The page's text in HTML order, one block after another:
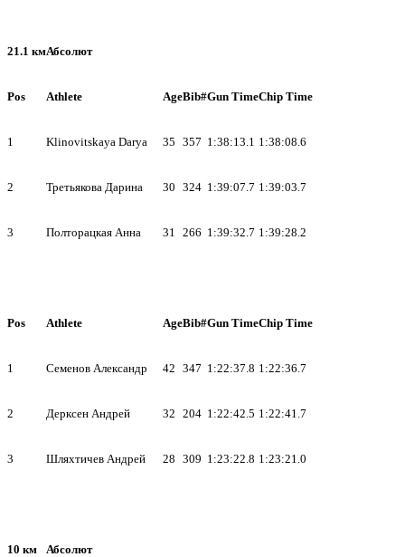
21.1 кмАбсолют
Pos Athlete AgeBib#Gun TimeChip Time
1 Klinovitskaya Darya 35 357 1:38:13.1 1:38:08.6
2 Третьякова Дарина 30 324 1:39:07.7 1:39:03.7
3 Полторацкая Анна 31 266 1:39:32.7 1:39:28.2
Pos Athlete AgeBib#Gun TimeChip Time
1 Семенов Александр 42 347 1:22:37.8 1:22:36.7
2 Дерксен Андрей 32 204 1:22:42.5 1:22:41.7
3 Шляхтичев Андрей 28 309 1:23:22.8 1:23:21.0
10 км Абсолют